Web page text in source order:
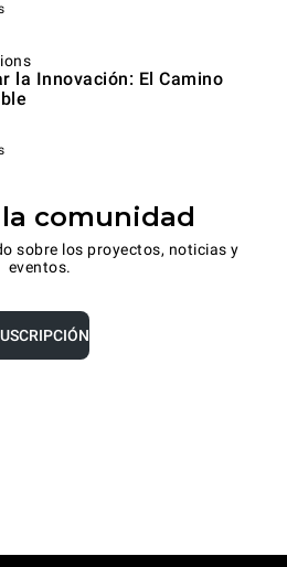
la Innovación: El Camino
comunidad
sobre los proyectos, noticias y
eventos.